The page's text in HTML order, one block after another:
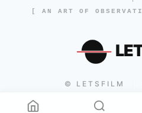
[ AN ART OF
© LETSFILM